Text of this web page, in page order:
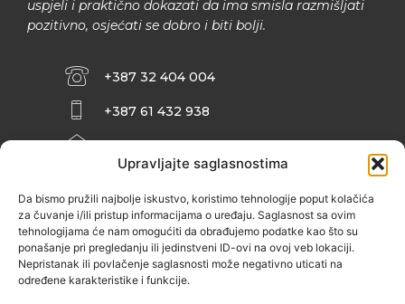
Upravljajte saglasnostima
Da bismo pružili najbolje iskustvo, koristimo tehnologije poput kolačića
za čuvanje i/ili pristup informacijama o uređaju. Saglasnost sa ovim
tehnologijama će nam omogućiti da obrađujemo podatke kao što su
ponašanje pri pregledanju ili jedinstveni ID-ovi na ovoj veb lokaciji.
Nepristanak ili povlačenje saglasnosti može negativno uticati na
određene karakteristike i funkcije.
uspjeli i praktično dokazati da ima smisla razmišljati
pozitivno, osjećati se dobro i biti bolji.
+387 32 404 004
+387 61 432 938
INFO@ZENIT.BA
ZENIČANKA, 3. SPRAT), 72000 ZENICA